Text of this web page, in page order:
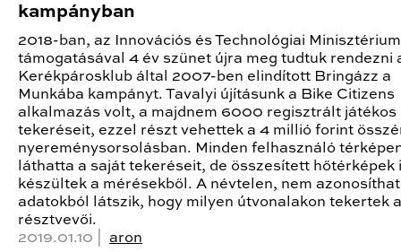
kampányban
2018-ban, az Innovációs és Technológiai Minisztérium
támogatásával 4 év szünet újra meg tudtuk rendezni
Kerékpárosklub által 2007-ben elindított Bringázz a
Munkába kampányt. Tavalyi újításunk a Bike Citizens
alkalmazás volt, a majdnem 6000 regisztrált játékos
tekeréseit, ezzel részt vehettek a 4 millió forint
nyereménysorsolásban. Minden felhasználó
láthatta a saját tekeréseit, de összesített hőtérképek
készültek a mérésekből. A névtelen, nem
adatokból látszik, hogy milyen útvonalakon tekertek
résztvevői.
2019.01.10 | aron